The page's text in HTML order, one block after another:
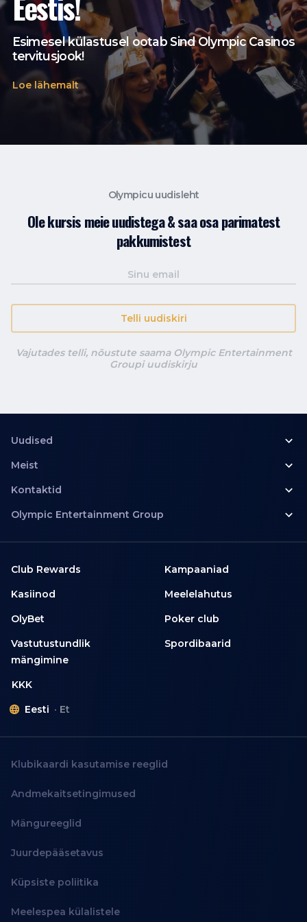
Esimesel külastusel ootab Sind Olympic Casinos
tervitusjook!
Loe lähemalt
Olympicu uudisleht
Ole kursis meie uudistega & saa osa parimatest
pakkumistest
Telli uudiskiri
Vajutades telli, nõustute saama Olympic Entertainment
Groupi uudiskirju
Uudised
Meist
Kontaktid
Olympic Entertainment Group
Club Rewards
Kampaaniad
Kasiinod
Meelelahutus
OlyBet
Poker club
Vastutustundlik
mängimine
Spordibaarid
KKK
Eesti
Et
Klubikaardi kasutamise reeglid
Andmekaitsetingimused
Mängureeglid
Juurdepääsetavus
Küpsiste poliitika
Meelespea külalistele